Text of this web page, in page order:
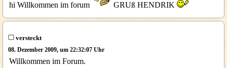
hi Willkommen im forum GRUß HENDRIK
versteckt
08. Dezember 2009, um 22:32:07 Uhr
Willkommen im Forum.